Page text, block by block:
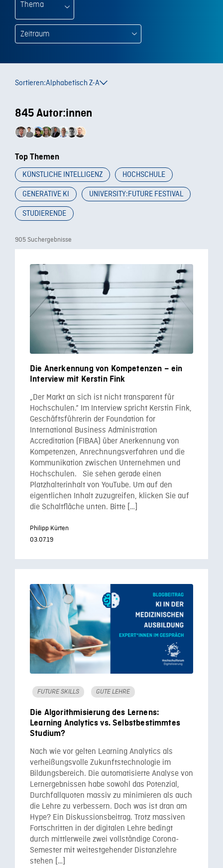
Thema
Sortieren:Alphabetisch Z-A
905 Suchergebnisse
Die Anerkennung von Kompetenzen – ein
Interview mit Kerstin Fink
„Der Markt an sich ist nicht transparent für
Hochschulen.“ Im Interview spricht Kerstin Fink,
Geschäftsführerin der Foundation for
International Business Administration
Accreditation (FIBAA) über Anerkennung von
Kompetenzen, Anrechnungsverfahren und die
Kommunikation zwischen Unternehmen und
Hochschulen. Sie sehen gerade einen
Platzhalterinhalt von YouTube. Um auf den
eigentlichen Inhalt zuzugreifen, klicken Sie auf
die Schaltfläche unten. Bitte […]
Philipp Kürten
03.07.19
FUTURE SKILLS GUTE LEHRE
Die Algorithmisierung des Lernens:
Learning Analytics vs. Selbstbestimmtes
Studium?
Nach wie vor gelten Learning Analytics als
verheißungsvolle Zukunftstechnologie im
Bildungsbereich. Die automatisierte Analyse von
Lernergebnissen habe sowohl das Potenzial,
Durchfallquoten massiv zu minimieren als auch
die Lehre zu verbessern. Doch was ist dran am
Hype? Ein Diskussionsbeitrag. Trotz massiven
Fortschritten in der digitalen Lehre bedingt
durch mittlerweile zwei vollständige Corona-
Semester mit weitestgehender Distanzlehre
stehen […]
845 Autor:innen
Top Themen
KÜNSTLICHE INTELLIGENZ
HOCHSCHULE
GENERATIVE KI
UNIVERSITY:FUTURE FESTIVAL
STUDIERENDE